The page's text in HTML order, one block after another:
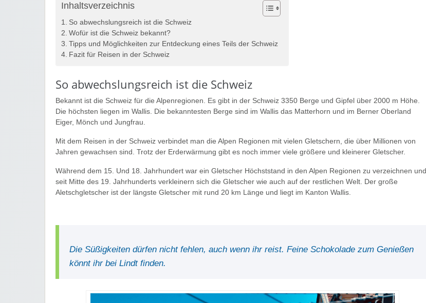
Inhaltsverzeichnis
So abwechslungsreich ist die Schweiz
Wofür ist die Schweiz bekannt?
Tipps und Möglichkeiten zur Entdeckung eines Teils der Schweiz
Fazit für Reisen in der Schweiz
So abwechslungsreich ist die Schweiz
Bekannt ist die Schweiz für die Alpenregionen. Es gibt in der Schweiz 3350 Berge und Gipfel über 2000 m Höhe.
Die höchsten liegen im Wallis. Die bekanntesten Berge sind im Wallis das Matterhorn und im Berner Oberland
Eiger, Mönch und Jungfrau.
Mit dem Reisen in der Schweiz verbindet man die Alpen Regionen mit vielen Gletschern, die über Millionen von
Jahren gewachsen sind. Trotz der Erderwärmung gibt es noch immer viele größere und kleinerer Gletscher.
Während dem 15. Und 18. Jahrhundert war ein Gletscher Höchststand in den Alpen Regionen zu verzeichnen und
seit Mitte des 19. Jahrhunderts verkleinern sich die Gletscher wie auch auf der restlichen Welt. Der große
Aletschgletscher ist der längste Gletscher mit rund 20 km Länge und liegt im Kanton Wallis.
Die Süßigkeiten dürfen nicht fehlen, auch wenn ihr reist. Feine Schokolade zum Genießen
könnt ihr bei Lindt finden.